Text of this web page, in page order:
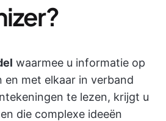
waarmee u informatie op
met elkaar in verband
te lezen, krijgt u
die complexe ideeën